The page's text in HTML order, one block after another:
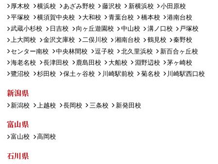
厚木校 横浜校 あざみ野校 藤沢校 新横浜校
小田原校
平塚校
横須賀中央校 大和校 青葉台校 橋本校
港南台校
武蔵小杉校
日吉校 向ヶ丘遊園校 中山校 溝ノ口校
戸塚校
上大岡校
金沢文庫校 二俣川校 湘南台校 鶴見校
秦野校
センター南校
中央林間校 逗子校 北久里浜校
新百合ヶ丘校
海老名校
長津田校 鹿島田校 大船校 淵野辺校
茅ヶ崎校
鷺沼校
杉田校 保土ヶ谷校 川崎駅前校 菊名校 川崎駅西口校
新潟県
新潟校 上越校 長岡校 三条校 新発田校
富山県
富山校 高岡校
石川県